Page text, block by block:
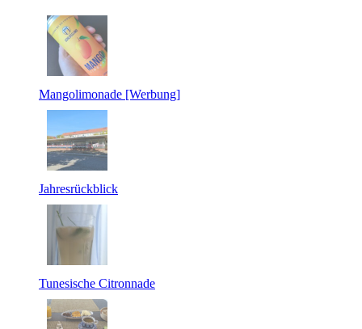
Mangolimonade [Werbung]
Jahresrückblick
Tunesische Citronnade